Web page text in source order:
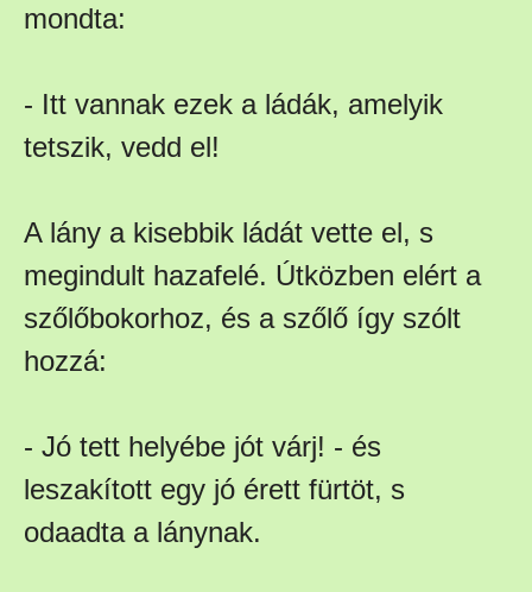
mondta:
- Itt vannak ezek a ládák, amelyik
tetszik, vedd el!
A lány a kisebbik ládát vette el, s
megindult hazafelé. Útközben elért a
szőlőbokorhoz, és a szőlő így szólt
hozzá:
- Jó tett helyébe jót várj! - és
leszakított egy jó érett fürtöt, s
odaadta a lánynak.